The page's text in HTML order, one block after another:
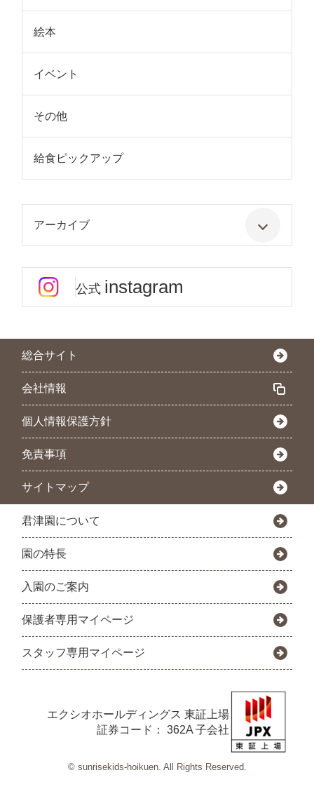
絵本
イベント
その他
給食ピックアップ
アーカイブ
公式 instagram
総合サイト
会社情報
個人情報保護方針
免責事項
サイトマップ
君津園について
園の特長
入園のご案内
保護者専用マイページ
スタッフ専用マイページ
エクシオホールディングス 東証上場
証券コード： 362A 子会社
© sunrisekids-hoikuen. All Rights Reserved.